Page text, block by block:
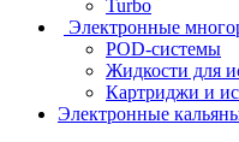
Turbo
Электронные
POD-системы
Жидкости для
Картриджи и
Электронные